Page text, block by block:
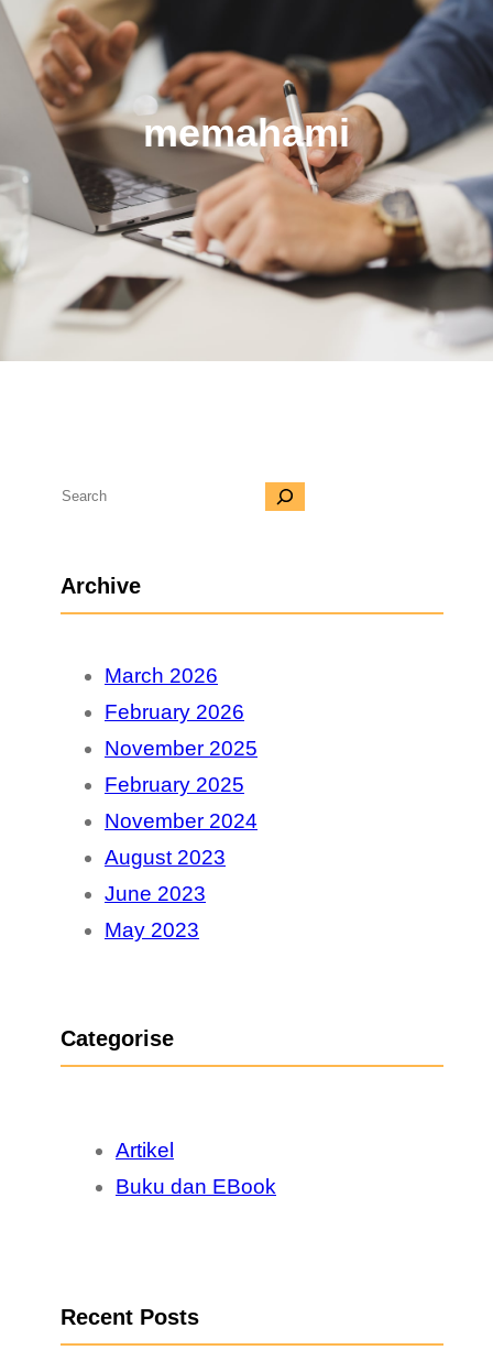
memahami
S
Archive
March 2026
February 2026
November 2025
February 2025
November 2024
August 2023
June 2023
May 2023
Categorise
Artikel
Buku dan EBook
Recent Posts